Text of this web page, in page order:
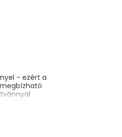
- ezért a
FSC
oxigénnel